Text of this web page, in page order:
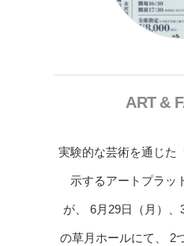
ART &
実験的な芸術を通じた
示するアートプラッ
が、 6月29日（月）
の草月ホールにて、 2